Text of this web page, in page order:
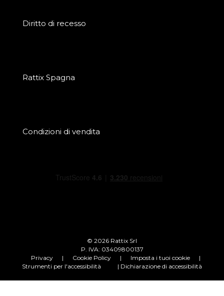
Diritto di recesso
Rattix Spagna
Condizioni di vendita
© 2026 Rattix Srl
P. IVA: 03409800137
Privacy
| Cookie Policy | Imposta i tuoi cookie
|
Strumenti per l'accessibilità
| Dichiarazione di accessibilità